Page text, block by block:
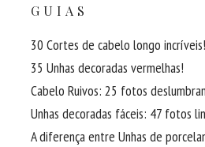
GUIAS
30 Cortes de cabelo longo incríveis!
35 Unhas decoradas vermelhas!
Cabelo Ruivos: 25 fotos
Unhas decoradas fáceis: 47 fotos
A diferença entre Unhas de